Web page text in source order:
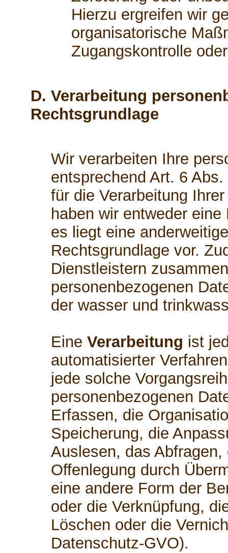
Hierzu ergreifen wir
organisatorische
Zugangskontrolle
D. Verarbeitung
Rechtsgrundlage
Wir verarbeiten Ihre
entsprechend Art. 6
für die Verarbeitung
haben wir entweder
es liegt eine
Rechtsgrundlage vor.
Dienstleistern
personenbezogenen
der wasser und
Eine Verarbeitung ist
automatisierter
jede solche
personenbezogenen
Erfassen, die
Speicherung, die
Auslesen, das
Offenlegung durch
eine andere Form der
oder die Verknüpfung,
Löschen oder die
Datenschutz-GVO).